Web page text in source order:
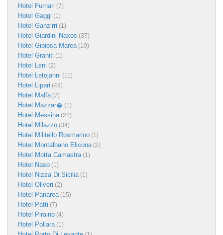
Hotel Furnari (7)
Hotel Gaggi (1)
Hotel Ganzirri (1)
Hotel Giardini Naxos (37)
Hotel Gioiosa Marea(10)
Hotel Graniti (1)
Hotel Leni (2)
Hotel Letojanni (11)
Hotel Lipari (49)
Hotel Malfa(7)
Hotel Mazzar� (1)
Hotel Messina(22)
Hotel Milazzo (34)
Hotel Militello Rosmarino (1)
Hotel Montalbano Elicona(2)
Hotel Motta Camastra(1)
Hotel Naso (1)
Hotel Nizza Di Sicilia(1)
Hotel Oliveri (2)
Hotel Panarea(15)
Hotel Patti (7)
Hotel Piraino (4)
Hotel Pollara(1)